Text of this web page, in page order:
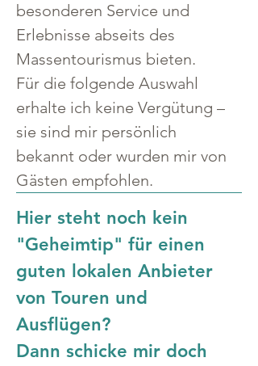
besonderen Service und
Erlebnisse abseits des
Massentourismus bieten.
Für die folgende Auswahl
erhalte ich keine Vergütung –
sie sind mir persönlich
bekannt oder wurden mir von
Gästen empfohlen.
Hier steht noch kein
"Geheimtip" für einen
guten lokalen Anbieter
von Touren und
Ausflügen?
Dann schicke mir doch